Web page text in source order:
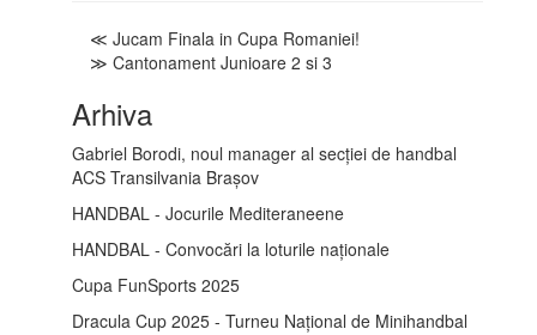
≪ Jucam Finala in Cupa Romaniei!
≫ Cantonament Junioare 2 si 3
Arhiva
Gabriel Borodi, noul manager al secției de handbal
ACS Transilvania Brașov
HANDBAL - Jocurile Mediteraneene
HANDBAL - Convocări la loturile naționale
Cupa FunSports 2025
Dracula Cup 2025 - Turneu Național de Minihandbal